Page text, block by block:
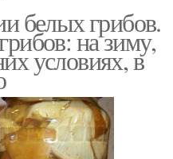
белых грибов.
на зиму,
условиях, в